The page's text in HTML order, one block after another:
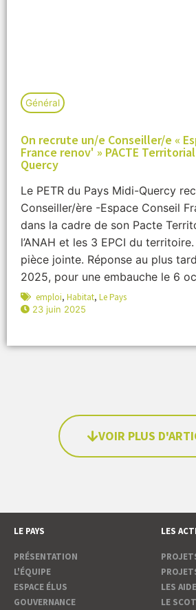
Général
On recrute un/e Conseiller/e «
France renov' » PACTE
Quercy
Le PETR du Pays Midi-Quercy
Conseiller/ère -Espace Conseil
dans la cadre de son Pacte
l’ANAH et les 3 EPCI du
pièce jointe. Réponse au plus
2025, pour une embauche le 6
emploi, Habitat, Le Pays
23 juin 2025
VOIR PLUS
LE PAYS
PRÉSENTATION
L'ÉQUIPE
ESPACE ÉLUS
GOUVERNANCE
LES
LES
LE SCOT